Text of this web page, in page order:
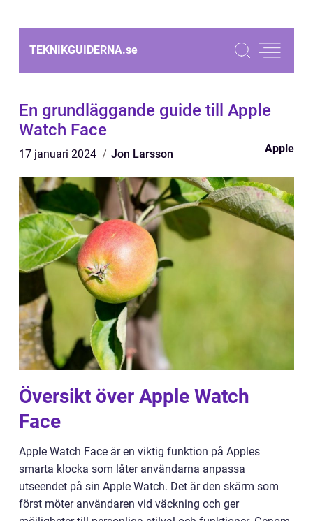
TEKNIKGUIDERNA.se
En grundläggande guide till Apple
Watch Face
17 januari 2024 Jon Larsson Apple
Översikt över Apple Watch
Face
Apple Watch Face är en viktig funktion på Apples
smarta klocka som låter användarna anpassa
utseendet på sin Apple Watch. Det är den skärm som
först möter användaren vid väckning och ger